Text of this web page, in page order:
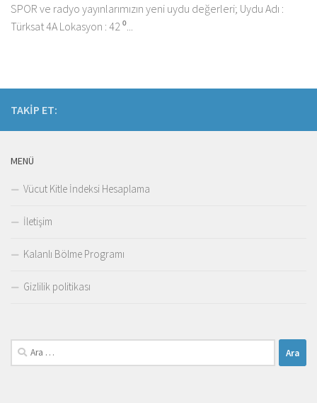
SPOR ve radyo yayınlarımızın yeni uydu değerleri; Uydu Adı :
Türksat 4A Lokasyon : 42 ⁰...
TAKIP ET:
MENÜ
Vücut Kitle İndeksi Hesaplama
İletişim
Kalanlı Bölme Programı
Gizlilik politikası
Arama: